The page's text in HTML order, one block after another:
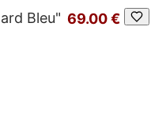
Bleu" 69.00 €